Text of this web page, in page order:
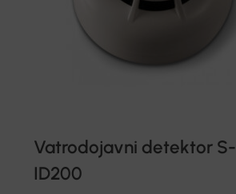
Vatrodojavni detektor S-
ID200